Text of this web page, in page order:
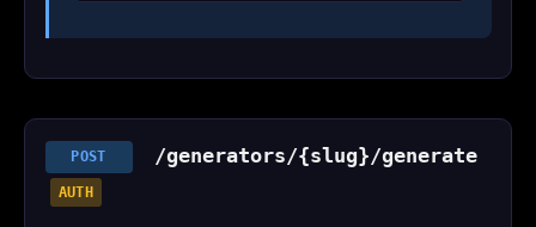
POST /generators/{slug}/generate
AUTH